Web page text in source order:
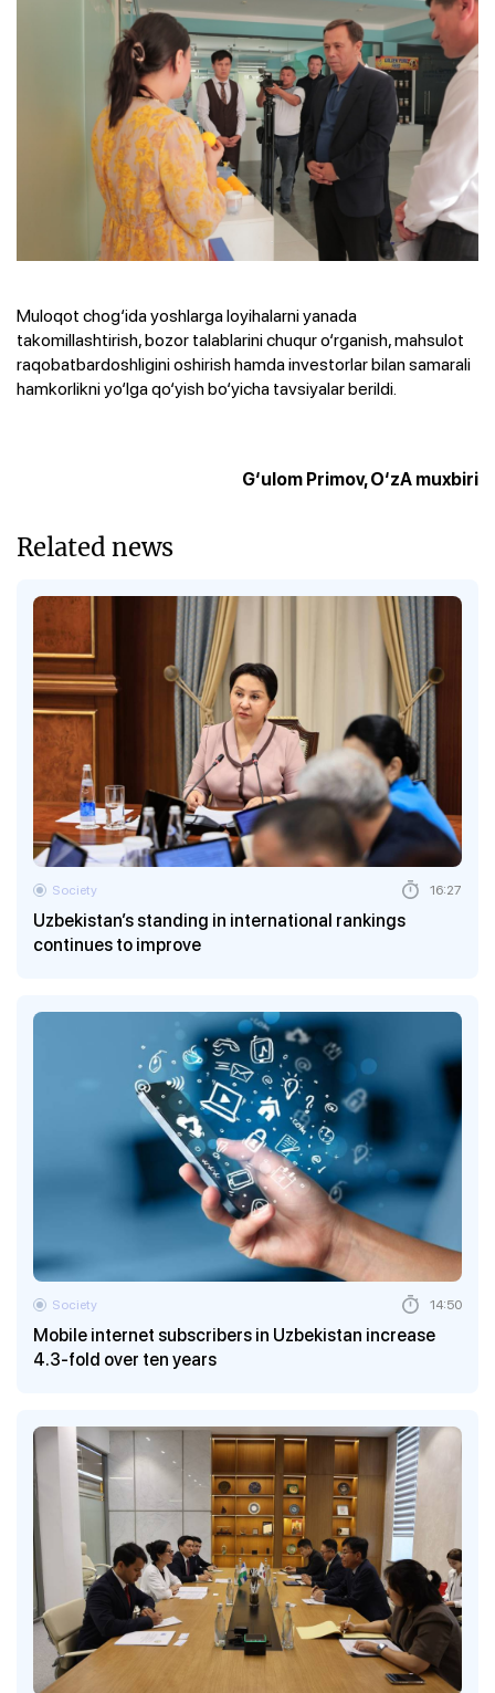
Muloqot chog‘ida yoshlarga loyihalarni yanada
takomillashtirish, bozor talablarini chuqur o‘rganish, mahsulot
raqobatbardoshligini oshirish hamda investorlar bilan samarali
hamkorlikni yo‘lga qo‘yish bo‘yicha tavsiyalar berildi.
G‘ulom Primov, O‘zA muxbiri
Related news
Uzbekistan’s standing in international rankings
continues to improve
Society 16:27
Mobile internet subscribers in Uzbekistan increase
4.3-fold over ten years
Society 14:50